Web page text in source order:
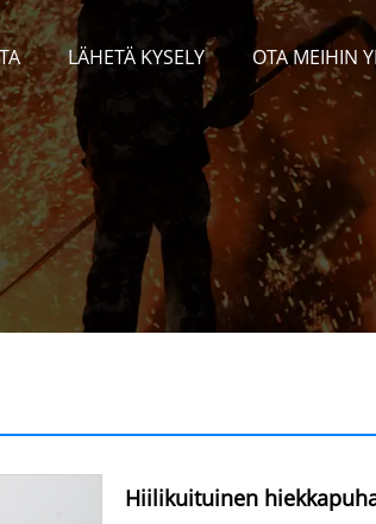
LÄHETÄ KYSELY OTA MEIHIN
Hiilikuituinen